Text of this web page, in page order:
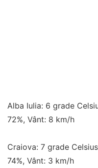
Alba Iulia: 6 grade
72%, Vânt: 8 km/h
Craiova: 7 grade
74%, Vânt: 3 km/h